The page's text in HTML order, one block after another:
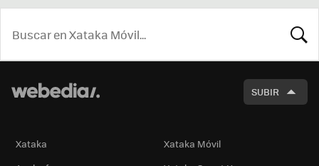
SUBIR
Xataka
Xataka Móvil